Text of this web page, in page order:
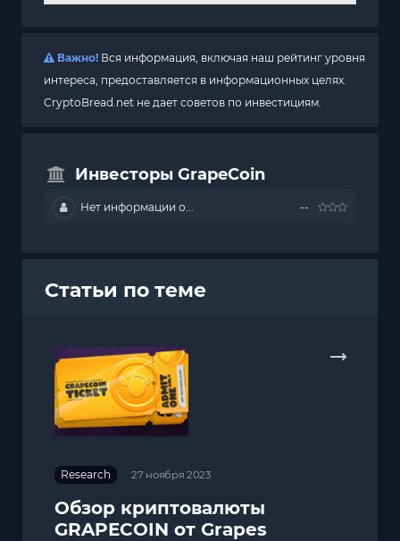
Важно! Вся информация, включая наш рейтинг уровня
интереса, предоставляется в информационных целях.
CryptoBread.net не дает советов по инвестициям.
Инвесторы GrapeCoin
Нет информации о... --
Статьи по теме
Research 27 ноября 2023
Обзор криптовалюты
GRAPECOIN от Grapes